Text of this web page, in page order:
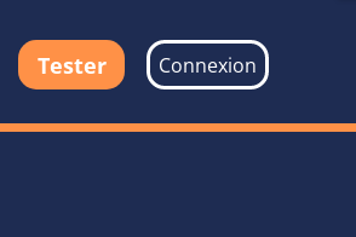
Tester Connexion